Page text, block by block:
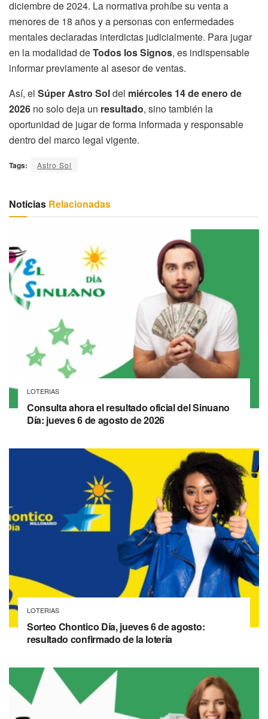
diciembre de 2024. La normativa prohíbe su venta a
menores de 18 años y a personas con enfermedades
mentales declaradas interdictas judicialmente. Para jugar
en la modalidad deTodos los Signos, es indispensable
informar previamente al asesor de ventas.
Así, el Súper Astro Soldel miércoles 14 de enero de
2026 no solo deja un resultado, sino también la
oportunidad de jugar de forma informada y responsable
dentro del marco legal vigente.
Tags: Astro Sol
Noticias Relacionadas
LOTERIAS
Consulta ahora el resultado oficial del Sinuano
Día: jueves 6 de agosto de 2026
LOTERIAS
Sorteo Chontico Día, jueves 6 de agosto:
resultado confirmado de la lotería